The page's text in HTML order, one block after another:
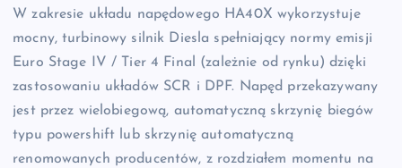
W zakresie układu napędowego HA40X wykorzystuje
mocny, turbinowy silnik Diesla spełniający normy emisji
Euro Stage IV / Tier 4 Final (zależnie od rynku) dzięki
zastosowaniu układów SCR i DPF. Napęd przekazywany
jest przez wielobiegową, automatyczną skrzynię biegów
typu powershift lub skrzynię automatyczną
renomowanych producentów, z rozdziałem momentu na